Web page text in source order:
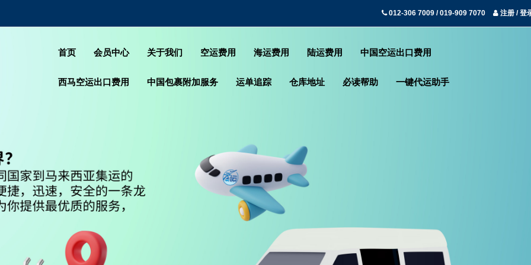
012-306 7009 / 019-909 7070 注册 / 登
首页 会员中心 关于我们 空运费用 海运费用 陆运费用 中国空运出口费用
西马空运出口费用 中国包裹附加服务 运单追踪 仓库地址 必读帮助 一键代运助手